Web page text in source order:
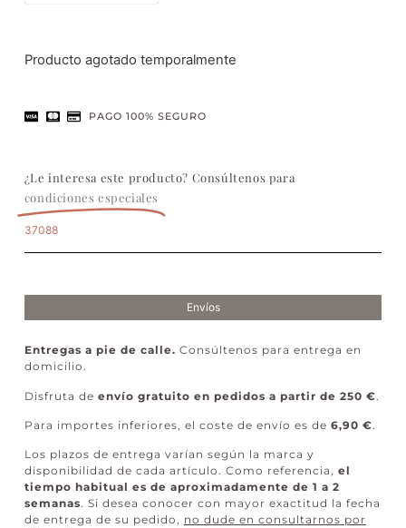
Producto agotado temporalmente
PAGO 100% SEGURO
¿Le interesa este producto? Consúltenos para
condiciones especiales
37088
Envíos
Entregas a pie de calle. Consúltenos para entrega en
domicilio.
Disfruta de envío gratuito en pedidos a partir de 250 €
Para importes inferiores, el coste de envío es de 6,90 €
Los plazos de entrega varían según la marca y
disponibilidad de cada artículo. Como referencia, el
tiempo habitual es de aproximadamente de 1 a 2
semanas. Si desea conocer con mayor exactitud la fecha
de entrega de su pedido, no dude en consultarnos por